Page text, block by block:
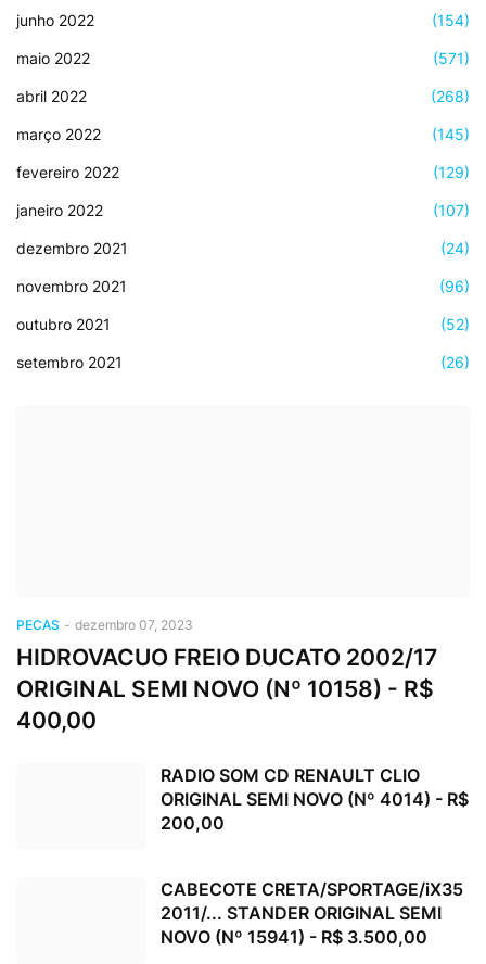
junho 2022 (154)
maio 2022 (571)
abril 2022 (268)
março 2022 (145)
fevereiro 2022 (129)
janeiro 2022 (107)
dezembro 2021 (24)
novembro 2021 (96)
outubro 2021 (52)
setembro 2021 (26)
PECAS - dezembro 07, 2023
HIDROVACUO FREIO DUCATO 2002/17
ORIGINAL SEMI NOVO (Nº 10158) - R$
400,00
RADIO SOM CD RENAULT CLIO
ORIGINAL SEMI NOVO (Nº 4014) - R$
200,00
CABECOTE CRETA/SPORTAGE/iX35
2011/... STANDER ORIGINAL SEMI
NOVO (Nº 15941) - R$ 3.500,00